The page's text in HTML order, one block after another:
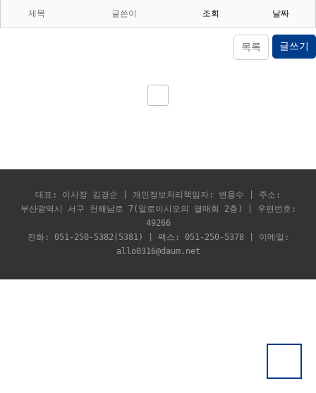
제목 글쓴이 조회 날짜
목록 글쓰기
대표: 이사장 김경순 | 개인정보처리책임자: 변용수 | 주소:
부산광역시 서구 천해남로 7(알로이시오의 열매회 2층) | 우편번호:
49266
전화: 051-250-5382(5381) | 팩스: 051-250-5378 | 이메일:
allo0316@daum.net